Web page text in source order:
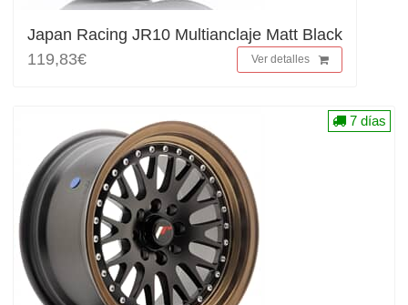
Japan Racing JR10 Multianclaje Matt Black
119,83€
Ver detalles
7 días